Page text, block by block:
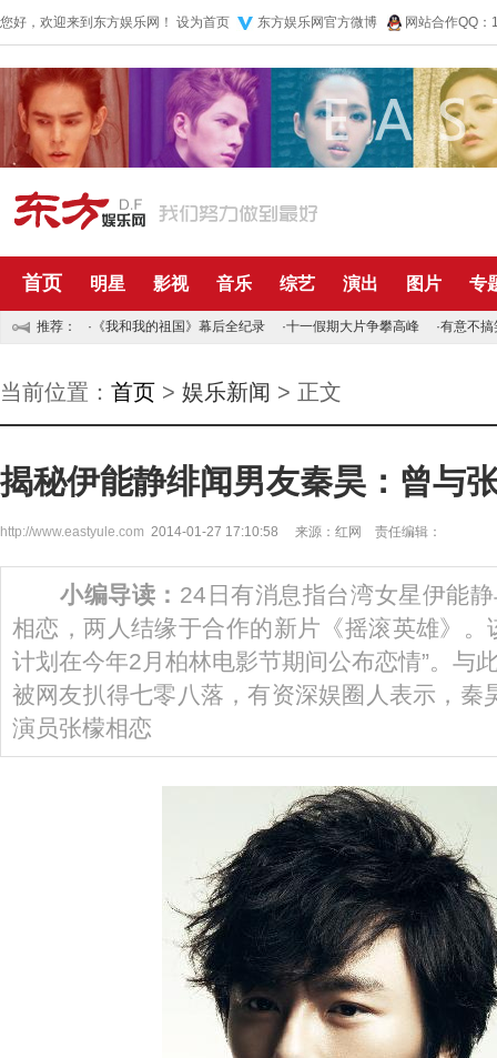
您好，欢迎来到东方娱乐网！ 设为首页 东方娱乐网官方微博 网站合作QQ
首页 明星 影视 音乐 综艺 演出 图片 专
推荐： · 《我和我的祖国》幕后全纪录 ·十一假期大片争攀高峰 ·有意不搞
当前位置： 首页 > 娱乐新闻 > 正文
揭秘伊能静绯闻男友秦昊：曾与
http://www.eastyule.com 2014-01-27 17:10:58 来源：红网 责任编辑：
小编导读： 24日有消息指台湾女星伊能
相恋，两人结缘于合作的新片《摇滚英雄》。
计划在今年2月柏林电影节期间公布恋情”。与
被网友扒得七零八落，有资深娱圈人表示，秦
演员张檬相恋